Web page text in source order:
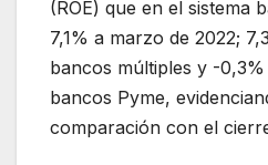
(ROE) que en el sistema
7,1% a marzo de 2022;
bancos múltiples y -
bancos Pyme,
comparación con el